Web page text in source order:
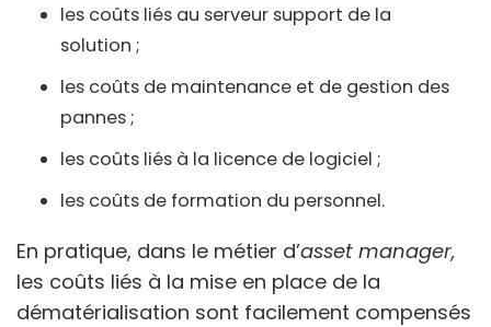
les coûts liés au serveur support de la
solution ;
les coûts de maintenance et de gestion des
pannes ;
les coûts liés à la licence de logiciel ;
les coûts de formation du personnel.
En pratique, dans le métier d’asset manager,
les coûts liés à la mise en place de la
dématérialisation sont facilement compensés